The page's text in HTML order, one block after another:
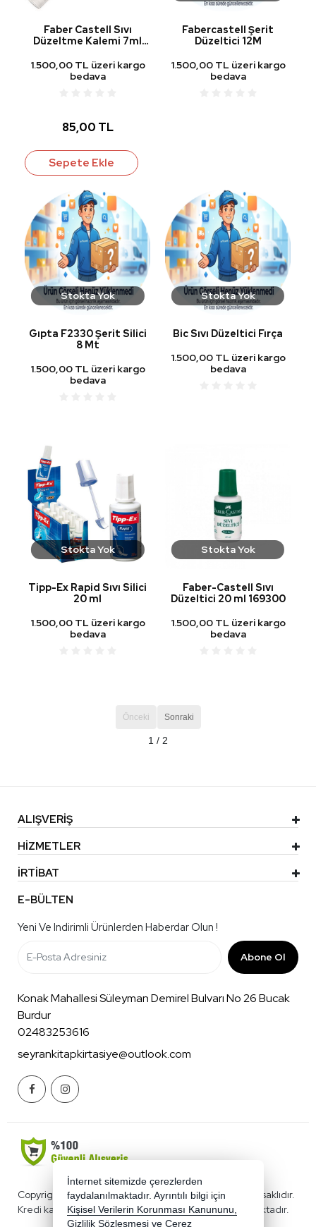
Faber Castell Sıvı
Düzeltme Kalemi 7ml
1.500,00 TL üzeri kargo
bedava
85,00 TL
Sepete Ekle
Fabercastell Şerit
Düzeltici 12M
1.500,00 TL üzeri kargo
bedava
Stokta Yok
Gıpta F2330 Şerit Silici
8 Mt
1.500,00 TL üzeri kargo
bedava
Stokta Yok
Bic Sıvı Düzeltici Fırça
1.500,00 TL üzeri kargo
bedava
Stokta Yok
Tipp-Ex Rapid Sıvı Silici
20 ml
1.500,00 TL üzeri kargo
bedava
Stokta Yok
Faber-Castell Sıvı
Düzeltici 20 ml 169300
1.500,00 TL üzeri kargo
bedava
Önceki Sonraki
1 / 2
ALIŞVERİŞ
HİZMETLER
İRTİBAT
E-BÜLTEN
Yeni Ve Indirimli Ürünlerden Haberdar Olun !
Abone Ol
Konak Mahallesi Süleyman Demirel Bulvarı No 26 Bucak
Burdur
02483253616
seyrankitapkirtasiye@outlook.com
Copyright 2026 benimkirtasiyecim.com - Tüm hakları saklıdır.
Kredi kartı bilgileriniz 256bit SSL sertifikası ile korunmaktadır.
İnternet sitemizde çerezlerden
faydalanılmaktadır. Ayrıntılı bilgi için
Kişisel Verilerin Korunması Kanununu,
Gizlilik Sözleşmesi ve Çerez